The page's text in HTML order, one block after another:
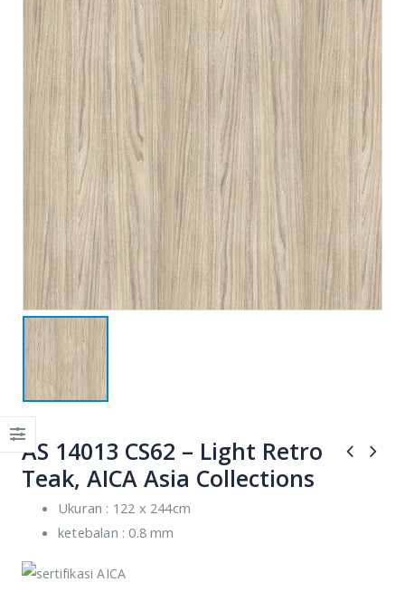
AS 14013 CS62 – Light Retro
Teak, AICA Asia Collections
Ukuran : 122 x 244cm
ketebalan : 0.8 mm
JOHN SMITH
CEO &
Founder
Lorem ipsum dolor
sit amet,
consectetur elitad
JOHN SMITH
CEO &
Founder